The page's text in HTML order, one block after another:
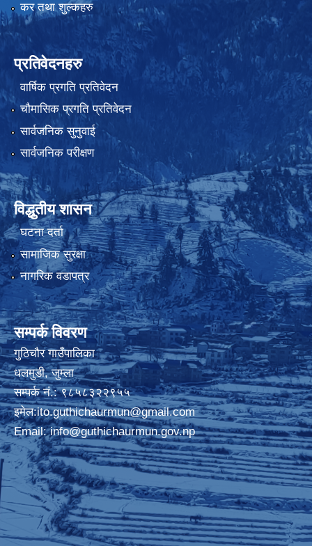
कर तथा शुल्कहरु
प्रतिवेदनहरु
वार्षिक प्रगति प्रतिवेदन
चौमासिक प्रगति प्रतिवेदन
सार्वजनिक सुनुवाई
सार्वजनिक परीक्षण
विद्धुतीय शासन
घटना दर्ता
सामाजिक सुरक्षा
नागरिक वडापत्र
सम्पर्क विवरण
गुठिचौर गाउँपालिका
धलमुडी, जुम्ला
सम्पर्क नं.: ९८५८३२२९५५
इमेल:ito.guthichaurmun@gmail.com
Email:info@guthichaurmun.gov.np